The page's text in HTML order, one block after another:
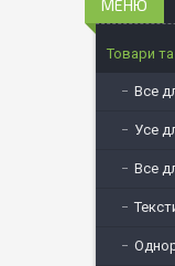
Товари
Все
Усе
Все